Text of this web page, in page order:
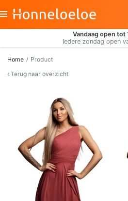
Vandaag open tot
Iedere zondag open
Home
Product
Terug naar overzicht